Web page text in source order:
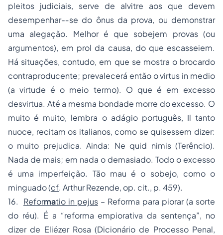
pleitos judiciais, serve de alvitre aos que devem
desempenhar-‑se do ônus da prova, ou demonstrar
uma alegação. Melhor é que sobejem provas (ou
argumentos), em prol da causa, do que escasseiem.
Há situações, contudo, em que se mostra o brocardo
contraproducente; prevalecerá então o virtus in medio
(a virtude é o meio termo). O que é em excesso
desvirtua. Até a mesma bondade morre do excesso. O
muito é muito, lembra o adágio português, Il tanto
nuoce, recitam os italianos, como se quisessem dizer:
o muito prejudica. Ainda: Ne quid nimis (Terêncio).
Nada de mais; em nada o demasiado. Todo o excesso
é uma imperfeição. Tão mau é o sobejo, como o
minguado (cf. Arthur Rezende, op. cit., p. 459).
16. Reformatio in pejus – Reforma para piorar (a sorte
do réu). É a “reforma empiorativa da sentença”, no
dizer de Eliézer Rosa (Dicionário de Processo Penal,